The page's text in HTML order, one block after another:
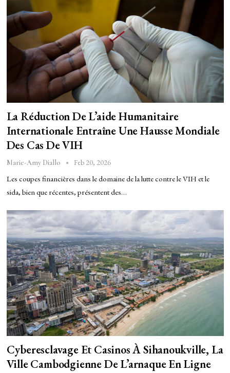
La Réduction De L’aide Humanitaire
Internationale Entraîne Une Hausse Mondiale
Des Cas De VIH
Marie-Amy Diallo Feb 20, 2026
Les coupes financières dans le domaine de la lutte contre le VIH et le
sida, bien que récentes, présentent des…
Cyberesclavage Et Casinos À Sihanoukville, La
Ville Cambodgienne De L’arnaque En Ligne